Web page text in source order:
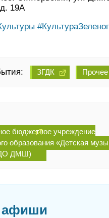
19А
ЗГДК Прочее
бюджетное учреждение
образования «Детская
ДМШ)
афиши